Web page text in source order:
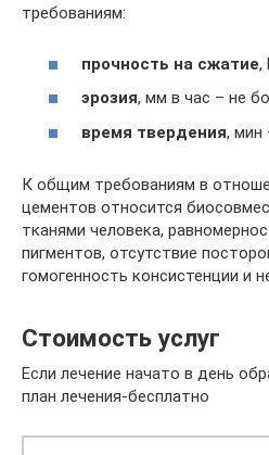
требованиям:
прочность на сжатие,
эрозия, мм в час – не
время твердения, мин
К общим требованиям в
цементов относится
тканями человека,
пигментов, отсутствие
гомогенность консистенции и
Стоимость услуг
Если лечение начато в день
план лечения-бесплатно